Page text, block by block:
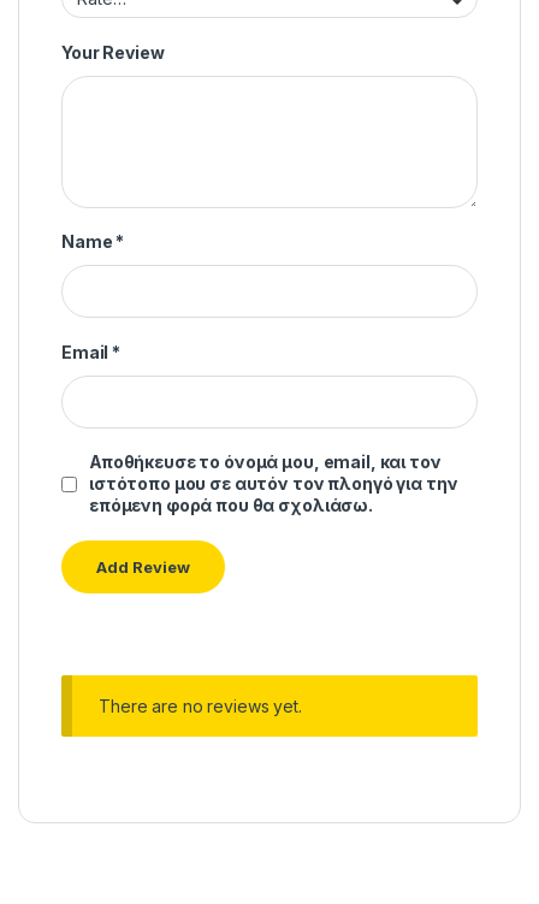
Your Review
Name *
Email *
Αποθήκευσε το όνομά μου, email, και τον
ιστότοπο μου σε αυτόν τον πλοηγό για την
επόμενη φορά που θα σχολιάσω.
There are no reviews yet.